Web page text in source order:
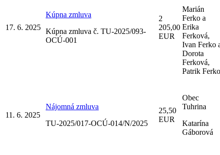
17. 6. 2025
Kúpna zmluva
Kúpna zmluva č. TU-2025/093-
OCÚ-001
2
205,00
EUR
Marián
Ferko a
Erika
Ferková,
Ivan Ferko
Dorota
Ferková,
Patrik Ferko
11. 6. 2025
Nájomná zmluva
TU-2025/017-OCÚ-014/N/2025
25,50
EUR
Obec
Tuhrina
Katarína
Gáborová